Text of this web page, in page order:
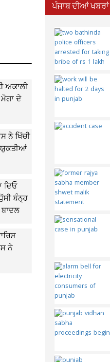
ਅਕਾਲੀ
ਦੇ
ਨੇ ਖਿੱਚੀ
ਦਿਓ
ਬੰਨ੍ਹ
ਨੇ
ਪੰਜਾਬ ਦੀਆਂ ਖਬਰਾਂ